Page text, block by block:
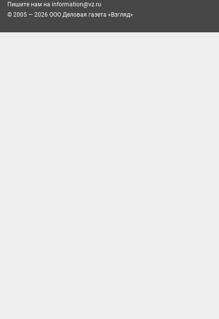
Пишите нам на information@vz.ru
© 2005 — 2026 ООО Деловая газета «Взгляд»